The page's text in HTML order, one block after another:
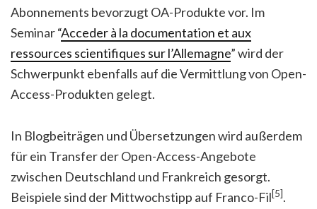
Abonnements bevorzugt OA-Produkte vor. Im
Seminar “Acceder à la documentation et aux
ressources scientifiques sur l’Allemagne” wird der
Schwerpunkt ebenfalls auf die Vermittlung von Open-
Access-Produkten gelegt.
In Blogbeiträgen und Übersetzungen wird außerdem
für ein Transfer der Open-Access-Angebote
zwischen Deutschland und Frankreich gesorgt.
Beispiele sind der Mittwochstipp auf Franco-Fil[5].